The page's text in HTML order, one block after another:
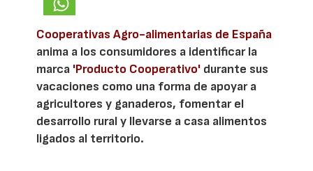
Cooperativas Agro-alimentarias de España
anima a los consumidores a identificar la
marca 'Producto Cooperativo' durante sus
vacaciones como una forma de apoyar a
agricultores y ganaderos, fomentar el
desarrollo rural y llevarse a casa alimentos
ligados al territorio.